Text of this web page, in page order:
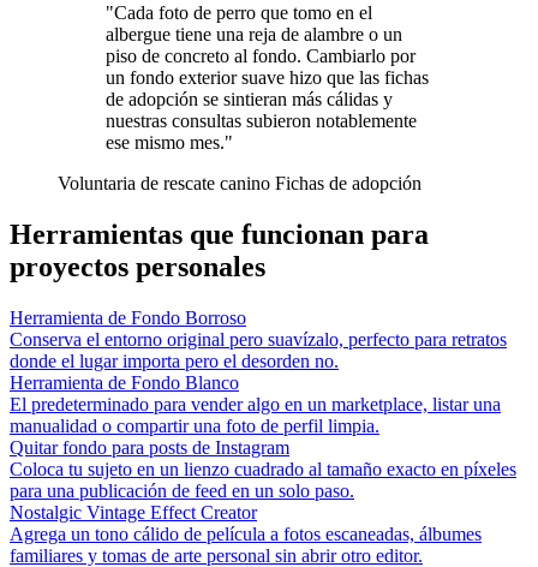
"Cada foto de perro que tomo en el
albergue tiene una reja de alambre o un
piso de concreto al fondo. Cambiarlo por
un fondo exterior suave hizo que las fichas
de adopción se sintieran más cálidas y
nuestras consultas subieron notablemente
ese mismo mes."
Voluntaria de rescate canino Fichas de adopción
Herramientas que funcionan para
proyectos personales
Herramienta de Fondo Borroso
Conserva el entorno original pero suavízalo, perfecto para retratos
donde el lugar importa pero el desorden no.
Herramienta de Fondo Blanco
El predeterminado para vender algo en un marketplace, listar una
manualidad o compartir una foto de perfil limpia.
Quitar fondo para posts de Instagram
Coloca tu sujeto en un lienzo cuadrado al tamaño exacto en píxeles
para una publicación de feed en un solo paso.
Nostalgic Vintage Effect Creator
Agrega un tono cálido de película a fotos escaneadas, álbumes
familiares y tomas de arte personal sin abrir otro editor.